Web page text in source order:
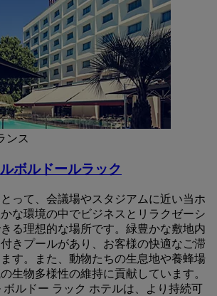
ンス
ボルドールラック
って、会議場やスタジアムに近い当ホ
な環境の中でビジネスとリラクゼーシ
る理想的な場所です。緑豊かな敷地内
きプールがあり、お客様の快適なご滞
す。また、動物たちの生息地や養蜂場
生物多様性の維持に貢献しています。
ボルドー ラック ホテルは、より持続可